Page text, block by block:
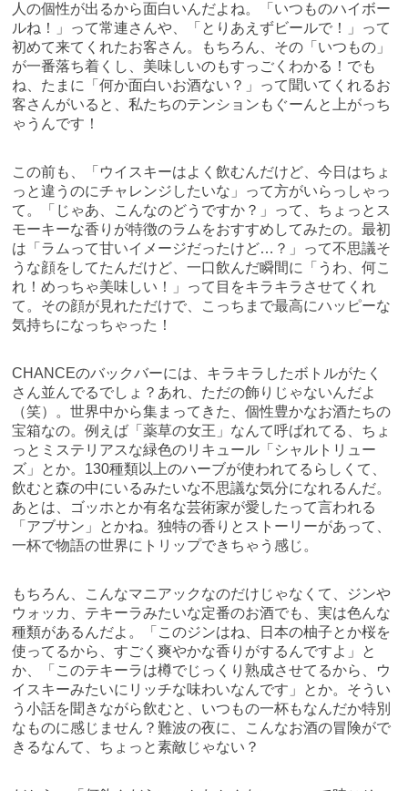
人の個性が出るから面白いんだよね。「いつものハイボー
ルね！」って常連さんや、「とりあえずビールで！」って
初めて来てくれたお客さん。もちろん、その「いつもの」
が一番落ち着くし、美味しいのもすっごくわかる！でも
ね、たまに「何か面白いお酒ない？」って聞いてくれるお
客さんがいると、私たちのテンションもぐーんと上がっち
ゃうんです！
この前も、「ウイスキーはよく飲むんだけど、今日はちょ
っと違うのにチャレンジしたいな」って方がいらっしゃっ
て。「じゃあ、こんなのどうですか？」って、ちょっとス
モーキーな香りが特徴のラムをおすすめしてみたの。最初
は「ラムって甘いイメージだったけど…？」って不思議そ
うな顔をしてたんだけど、一口飲んだ瞬間に「うわ、何こ
れ！めっちゃ美味しい！」って目をキラキラさせてくれ
て。その顔が見れただけで、こっちまで最高にハッピーな
気持ちになっちゃった！
CHANCEのバックバーには、キラキラしたボトルがたく
さん並んでるでしょ？あれ、ただの飾りじゃないんだよ
（笑）。世界中から集まってきた、個性豊かなお酒たちの
宝箱なの。例えば「薬草の女王」なんて呼ばれてる、ちょ
っとミステリアスな緑色のリキュール「シャルトリュー
ズ」とか。130種類以上のハーブが使われてるらしくて、
飲むと森の中にいるみたいな不思議な気分になれるんだ。
あとは、ゴッホとか有名な芸術家が愛したって言われる
「アブサン」とかね。独特の香りとストーリーがあって、
一杯で物語の世界にトリップできちゃう感じ。
もちろん、こんなマニアックなのだけじゃなくて、ジンや
ウォッカ、テキーラみたいな定番のお酒でも、実は色んな
種類があるんだよ。「このジンはね、日本の柚子とか桜を
使ってるから、すごく爽やかな香りがするんですよ」と
か、「このテキーラは樽でじっくり熟成させてるから、ウ
イスキーみたいにリッチな味わいなんです」とか。そうい
う小話を聞きながら飲むと、いつもの一杯もなんだか特別
なものに感じません？難波の夜に、こんなお酒の冒険がで
きるなんて、ちょっと素敵じゃない？